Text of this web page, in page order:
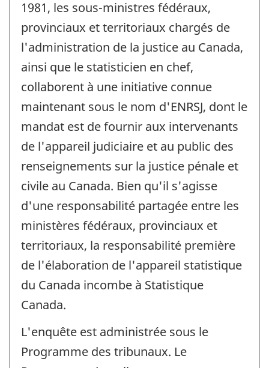
1981, les sous-ministres fédéraux,
provinciaux et territoriaux chargés de
l'administration de la justice au Canada,
ainsi que le statisticien en chef,
collaborent à une initiative connue
maintenant sous le nom d'ENRSJ, dont le
mandat est de fournir aux intervenants
de l'appareil judiciaire et au public des
renseignements sur la justice pénale et
civile au Canada. Bien qu'il s'agisse
d'une responsabilité partagée entre les
ministères fédéraux, provinciaux et
territoriaux, la responsabilité première
de l'élaboration de l'appareil statistique
du Canada incombe à Statistique
Canada.
L'enquête est administrée sous le
Programme des tribunaux. Le